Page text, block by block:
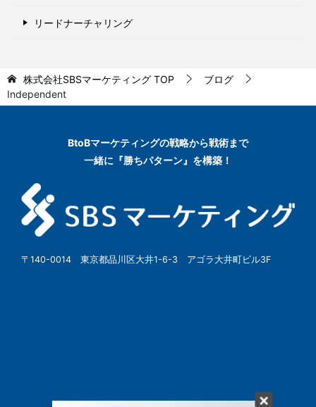
リードナーチャリング
株式会社SBSマーケティング TOP
ブログ
Independent
BtoBマーケティングの戦略から戦術まで
一緒に『勝ちパターン』を構築！
〒140-0014 東京都品川区大井1-6-3 アゴラ大井町ビル3F